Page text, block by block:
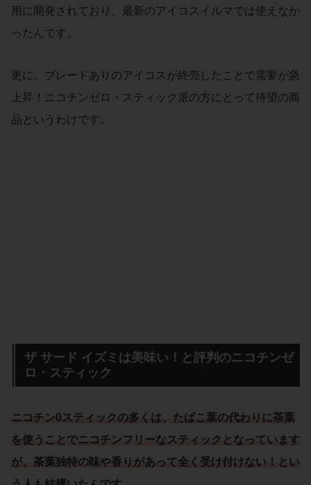
用に開発されており、最新のアイコスイルマでは使えなか
ったんです。
更に、ブレードありのアイコスが終売したことで需要が急
上昇！ニコチンゼロ・スティック派の方にとって待望の商
品というわけです。
ザ サード イズミは美味い！と評判のニコチンゼ
ロ・スティック
ニコチン0スティックの多くは、たばこ葉の代わりに茶葉
を使うことでニコチンフリーなスティックとなっています
が、茶葉独特の味や香りがあって全く受け付けない！とい